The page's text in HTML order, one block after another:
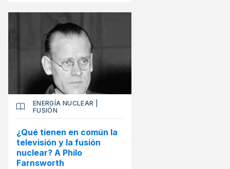
ENERGÍA NUCLEAR
FUSIÓN
¿Qué tienen en común la
televisión y la fusión
nuclear? A Philo
Farnsworth